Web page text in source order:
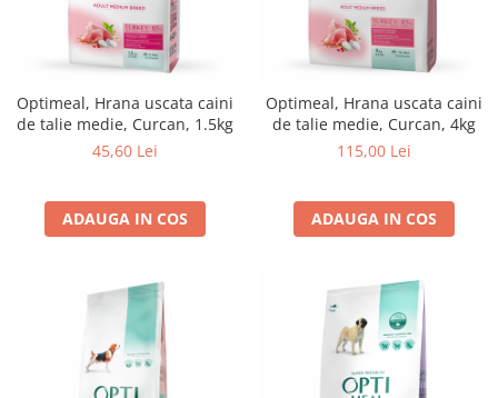
Optimeal, Hrana uscata caini
de talie medie, Curcan, 1.5kg
45,60 Lei
ADAUGA IN COS
Optimeal, Hrana uscata caini
de talie medie, Curcan, 4kg
115,00 Lei
ADAUGA IN COS